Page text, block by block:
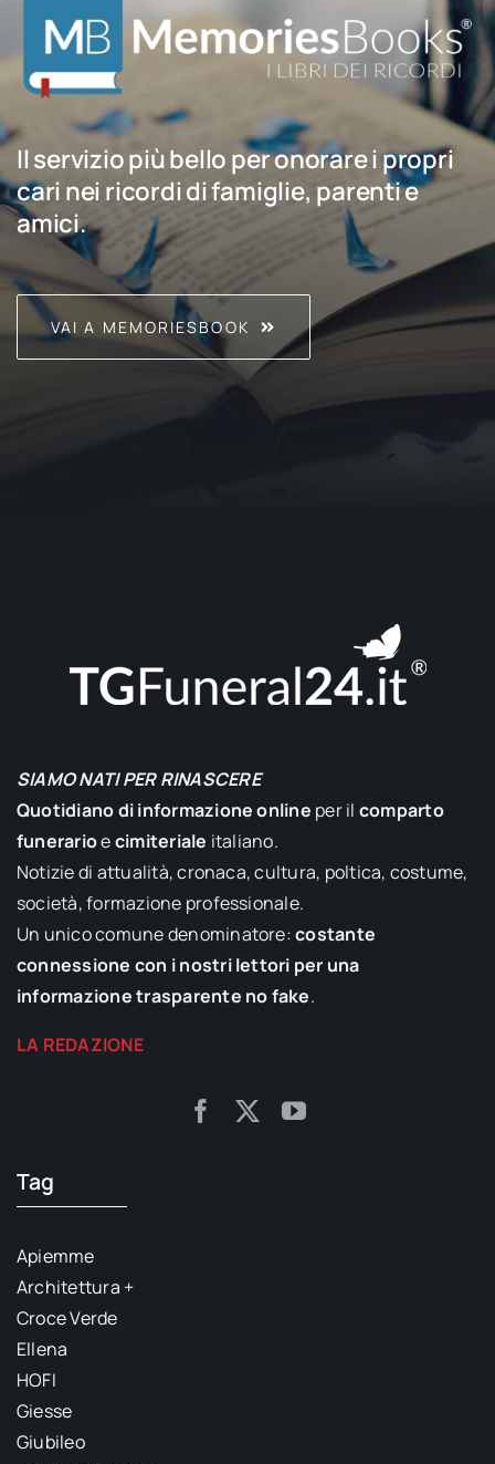
Il servizio più bello per onorare i propri
cari nei ricordi di famiglie, parenti e
amici.
VAI A MEMORIESBOOK
SIAMO NATI PER RINASCERE
Quotidiano di informazione online per il comparto
funerarioecimiteriale italiano.
Notizie di attualità, cronaca, cultura, poltica, costume,
società, formazione professionale.
Un unico comune denominatore:costante
connessione con i nostri lettori per una
informazione trasparente no fake.
LA REDAZIONE
Tag
Apiemme
Architettura +
Croce Verde
Ellena
HOFI
Giesse
Giubileo